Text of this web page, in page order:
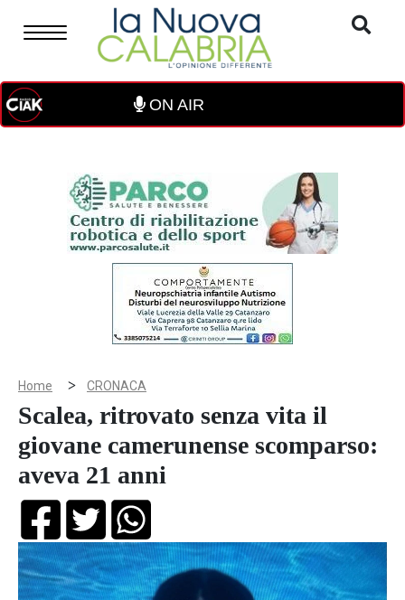
ON AIR
Home > CRONACA
Scalea, ritrovato senza vita il
giovane camerunense scomparso:
aveva 21 anni